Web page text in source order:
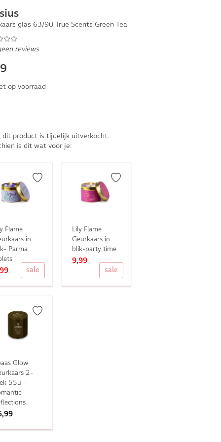
glas 63/90 True Scents Green Tea
reviews
op voorraad
dit product is tijdelijk uitverkocht.
is dit wat voor je:
sale
Flame
in
Parma
sale
Lily Flame
Geurkaars in
blik-party time
9,99
Glow
2-
55u -